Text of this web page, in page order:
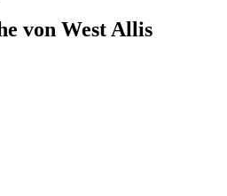
von West Allis